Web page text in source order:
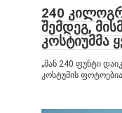
240
შემდეგ,
კოსტიუმმა
„მან 240 ფუნტი
კოსტუმის